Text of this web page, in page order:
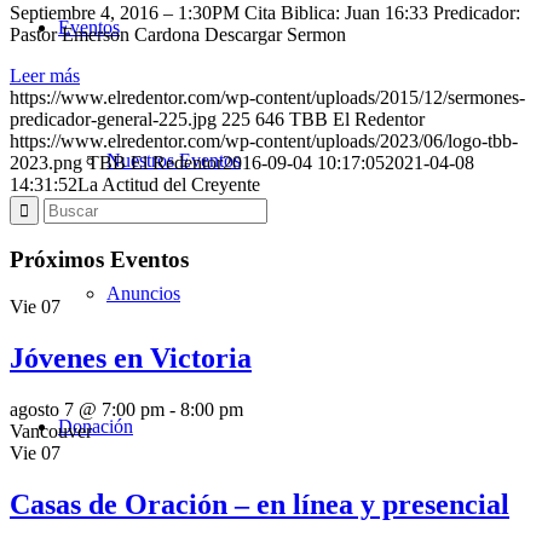
Eventos
Nuestros Eventos
Anuncios
Donación
Septiembre 4, 2016 – 1:30PM Cita Biblica: Juan 16:33 Predicador:
Pastor Emerson Cardona Descargar Sermon
Leer más
https://www.elredentor.com/wp-content/uploads/2015/12/sermones-
predicador-general-225.jpg 225 646 TBB El Redentor
https://www.elredentor.com/wp-content/uploads/2023/06/logo-tbb-
2023.png TBB El Redentor2016-09-04 10:17:052021-04-08
14:31:52La Actitud del Creyente
Próximos Eventos
Vie 07
Jóvenes en Victoria
agosto 7 @ 7:00 pm - 8:00 pm
Vancouver
Vie 07
Casas de Oración – en línea y presencial